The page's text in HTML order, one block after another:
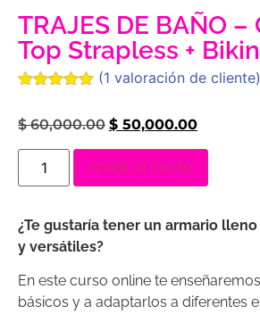
TRAJES DE BAÑO
Top Strapless +
5 en base
de un
cliente
(1 valoración de cliente)
$60,000.00 $ 50,000.00
Añadir al carrito
¿Te gustaría tener un armario
y versátiles?
En este curso online te
básicos y a adaptarlos a diferentes